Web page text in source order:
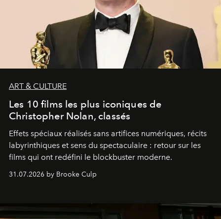
ART & CULTURE
Les 10 films les plus iconiques de
Christopher Nolan, classés
Effets spéciaux réalisés sans artifices numériques, récits
labyrinthiques et sens du spectaculaire : retour sur les
films qui ont redéfini le blockbuster moderne.
31.07.2026 by Brooke Culp